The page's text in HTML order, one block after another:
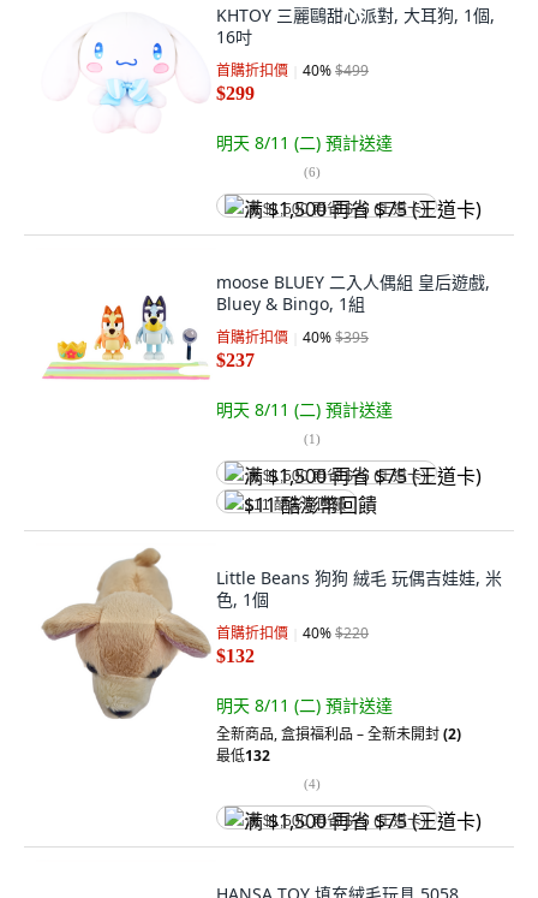
KHTOY 三麗鷗甜心派對, 大耳狗, 1個,
16吋
首購折扣價 40%$499
$299
明天 8/11 (二) 預計送達
(6)
满 $1,500 再省 $75 (王道卡)
moose BLUEY 二入人偶組 皇后遊戲,
Bluey & Bingo, 1組
首購折扣價 40%$395
$237
明天 8/11 (二) 預計送達
(1)
满 $1,500 再省 $75 (王道卡)
$11 酷澎幣回饋
Little Beans 狗狗 絨毛 玩偶吉娃娃, 米
色, 1個
首購折扣價 40%$220
$132
明天 8/11 (二) 預計送達
全新商品,盒損福利品 – 全新未開封(2)
最低132
(4)
满 $1,500 再省 $75 (王道卡)